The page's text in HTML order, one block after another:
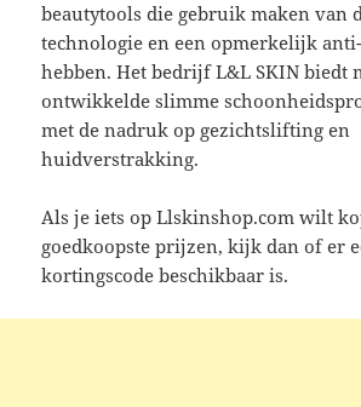
beautytools die gebruik maken van
technologie en een opmerkelijk
hebben. Het bedrijf L&L SKIN biedt
ontwikkelde slimme
met de nadruk op gezichtslifting en
huidverstrakking.
Als je iets op Llskinshop.com wilt
goedkoopste prijzen, kijk dan of er
kortingscode beschikbaar is.